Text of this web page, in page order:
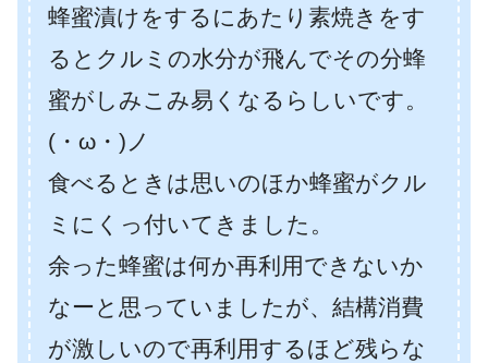
蜂蜜漬けをするにあたり素焼きをす
るとクルミの水分が飛んでその分蜂
蜜がしみこみ易くなるらしいです。
(・ω・)ノ
食べるときは思いのほか蜂蜜がクル
ミにくっ付いてきました。
余った蜂蜜は何か再利用できないか
なーと思っていましたが、結構消費
が激しいので再利用するほど残らな